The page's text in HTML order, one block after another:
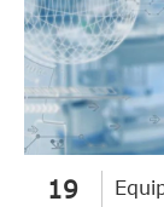
19